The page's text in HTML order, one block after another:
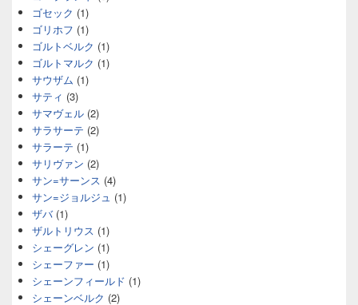
ゴセック (1)
ゴリホフ (1)
ゴルトベルク (1)
ゴルトマルク (1)
サウザム (1)
サティ (3)
サマヴェル (2)
サラサーテ (2)
サラーテ (1)
サリヴァン (2)
サン=サーンス (4)
サン=ジョルジュ (1)
ザバ(1)
ザルトリウス (1)
シェーグレン (1)
シェーファー (1)
シェーンフィールド (1)
シェーンベルク (2)